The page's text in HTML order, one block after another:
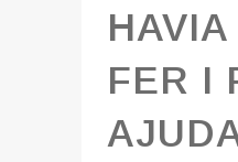
FER I